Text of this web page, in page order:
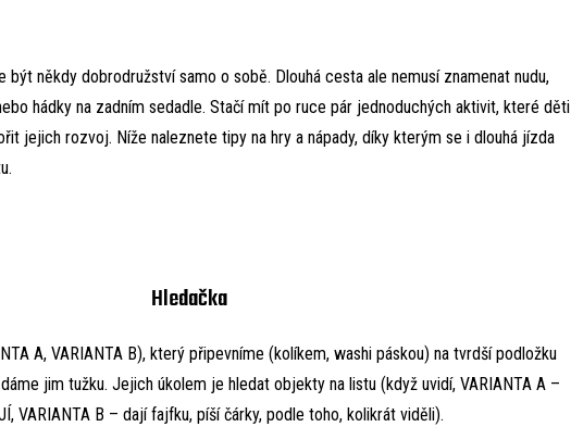
být někdy dobrodružství samo o sobě. Dlouhá cesta ale nemusí znamenat nudu,
hádky na zadním sedadle. Stačí mít po ruce pár jednoduchých aktivit, které děti
jejich rozvoj. Níže naleznete tipy na hry a nápady, díky kterým se i dlouhá jízda
Hledačka
A, VARIANTA B), který připevníme (kolíkem, washi páskou) na tvrdší podložku
jim tužku. Jejich úkolem je hledat objekty na listu (když uvidí, VARIANTA A –
VARIANTA B – dají fajfku, píší čárky, podle toho, kolikrát viděli).